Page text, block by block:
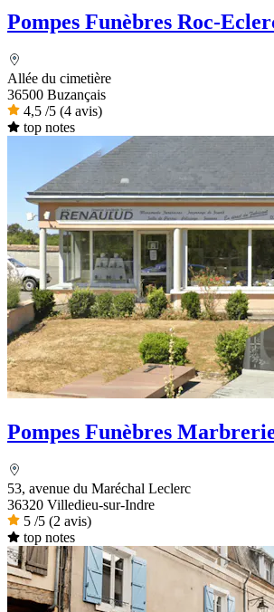
Pompes Funèbres Roc-
Allée du cimetière
36500 Buzançais
4,5 /5 (4 avis)
top notes
Pompes Funèbres
53, avenue du Maréchal Leclerc
36320 Villedieu-sur-Indre
5 /5 (2 avis)
top notes